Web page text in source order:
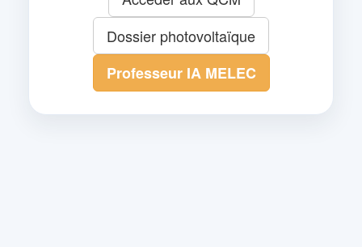
Dossier photovoltaïque
Professeur IA MELEC